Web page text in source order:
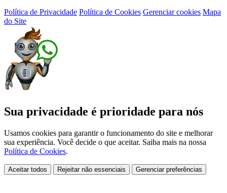
Política de Privacidade Política de Cookies Gerenciar cookies Mapa
do Site
Sua privacidade é prioridade para nós
Usamos cookies para garantir o funcionamento do site e melhorar
sua experiência. Você decide o que aceitar. Saiba mais na nossa
Política de Cookies.
Aceitar todos Rejeitar não essenciais Gerenciar preferências